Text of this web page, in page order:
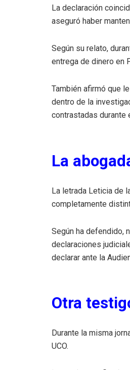
La declaración
aseguró haber
Según su relato,
entrega de dinero en
También afirmó que
dentro de la
contrastadas durante
La
La letrada Leticia de
completamente
Según ha defendido,
declaraciones
declarar ante la
Otra
Durante la misma
UCO.